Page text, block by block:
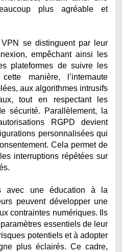
plus agréable et
se distinguent par leur
empêchant ainsi les
plateformes de suivre les
manière, l’internaute
aux algorithmes intrusifs
tout en respectant les
sécurité. Parallèlement, la
RGPD devient
personnalisées qui
Cela permet de
interruptions répétées sur
avec une éducation à la
peuvent développer une
contraintes numériques. Ils
essentiels de leur
potentiels et à adopter
plus éclairés. Ce cadre,